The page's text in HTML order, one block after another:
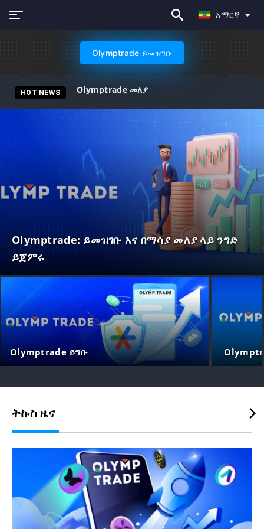
አማርኛ
Olymptrade ይመዝገቡ
HOT NEWS Olymptrade መለያ
Olymptrade: ይመዝገቡ እና በማሳያ መለያ ላይ ንግድ
ይጀምሩ
Olymptrade ይግቡ
ትኩስ ዜና